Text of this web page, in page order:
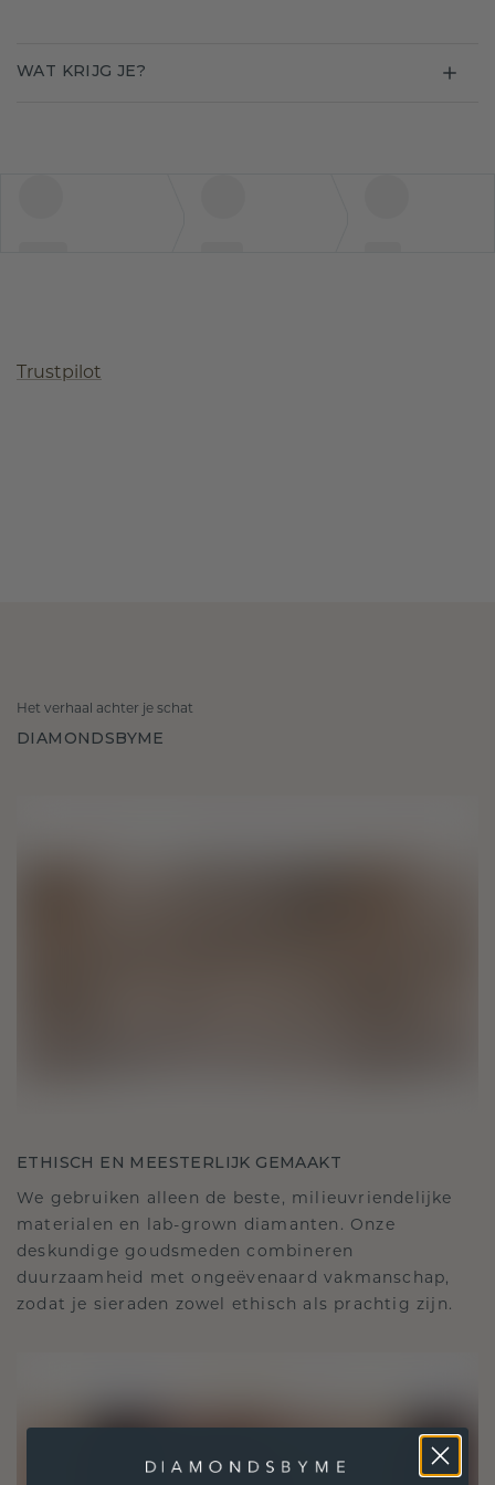
WAT KRIJG JE?
Trustpilot
Het verhaal achter je schat
DIAMONDSBYME
ETHISCH EN MEESTERLIJK GEMAAKT
We gebruiken alleen de beste, milieuvriendelijke
materialen en lab-grown diamanten. Onze
deskundige goudsmeden combineren
duurzaamheid met ongeëvenaard vakmanschap,
zodat je sieraden zowel ethisch als prachtig zijn.